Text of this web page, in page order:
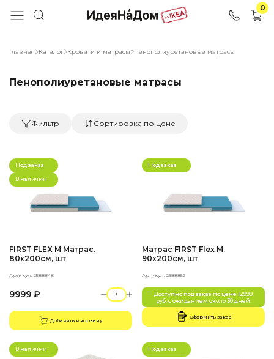
0
Главная Каталог Кровати и матрасы Пенополиуретановые матрасы
Пенополиуретановые матрасы
Фильтр Сортировка по цене
Под заказ
В наличии
FIRST FLEX M Матрас.
80х200см, шт
Артикул: 2588848
9999 ₽
Добавить в корзину
Под заказ
Матрас FIRST Flex M.
90х200см, шт
Артикул: 2588852
Доступно под заказ по цене 12999
руб. с ожиданием около 30 дней.
Оформить заказ
В наличии Под заказ